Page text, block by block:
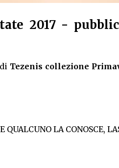
2017 -
Tezenis collezione
QUALCUNO LA CONOSCE,